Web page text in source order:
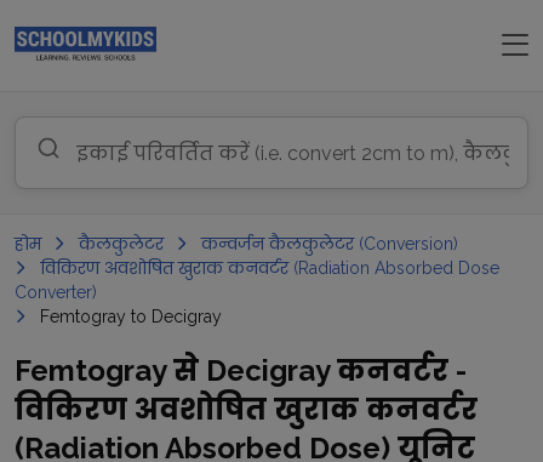
होम कैलकुलेटर
कन्वर्जन कैलकुलेटर (Conversion)
विकिरण अवशोषित खुराक कनवर्टर (Radiation Absorbed Dose
Converter)
Femtogray to Decigray
Femtogray से Decigray कनवर्टर -
विकिरण अवशोषित खुराक कनवर्टर
(Radiation Absorbed Dose) यूनिट